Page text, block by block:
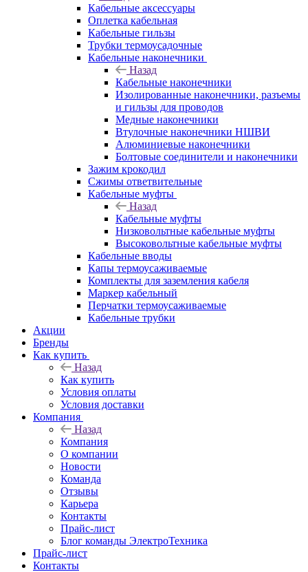
Кабельные аксессуары
Оплетка кабельная
Кабельные гильзы
Трубки термоусадочные
Кабельные наконечники
Назад
Кабельные наконечники
Изолированные наконечники, разъемы
и гильзы для проводов
Медные наконечники
Втулочные наконечники НШВИ
Алюминиевые наконечники
Болтовые соединители и наконечники
Зажим крокодил
Сжимы ответвительные
Кабельные муфты
Назад
Кабельные муфты
Низковольтные кабельные муфты
Высоковольтные кабельные муфты
Кабельные вводы
Капы термоусаживаемые
Комплекты для заземления кабеля
Маркер кабельный
Перчатки термоусаживаемые
Кабельные трубки
Акции
Бренды
Как купить
Назад
Как купить
Условия оплаты
Условия доставки
Компания
Назад
Компания
О компании
Новости
Команда
Отзывы
Карьера
Контакты
Прайс-лист
Блог команды ЭлектроТехника
Прайс-лист
Контакты